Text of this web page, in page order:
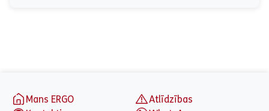
Mans ERGO
Atlīdzības